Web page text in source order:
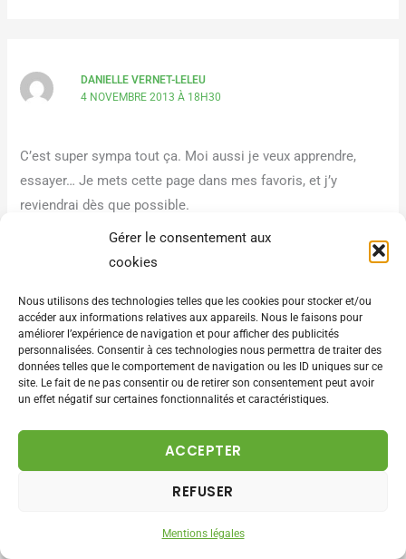
Gérer le consentement aux
cookies
Nous utilisons des technologies telles que les cookies pour stocker et/ou
accéder aux informations relatives aux appareils. Nous le faisons pour
améliorer l’expérience de navigation et pour afficher des publicités
personnalisées. Consentir à ces technologies nous permettra de traiter des
données telles que le comportement de navigation ou les ID uniques sur ce
site. Le fait de ne pas consentir ou de retirer son consentement peut avoir
un effet négatif sur certaines fonctionnalités et caractéristiques.
ACCEPTER
REFUSER
Mentions légales
DANIELLE VERNET-LELEU
4 NOVEMBRE 2013 À 18H30
C’est super sympa tout ça. Moi aussi je veux apprendre,
essayer… Je mets cette page dans mes favoris, et j’y
reviendrai dès que possible.
Répondre
Laisser un commentaire
Votre adresse e-mail ne sera pas publiée. Les champs
obligatoires sont indiqués avec*
ici…